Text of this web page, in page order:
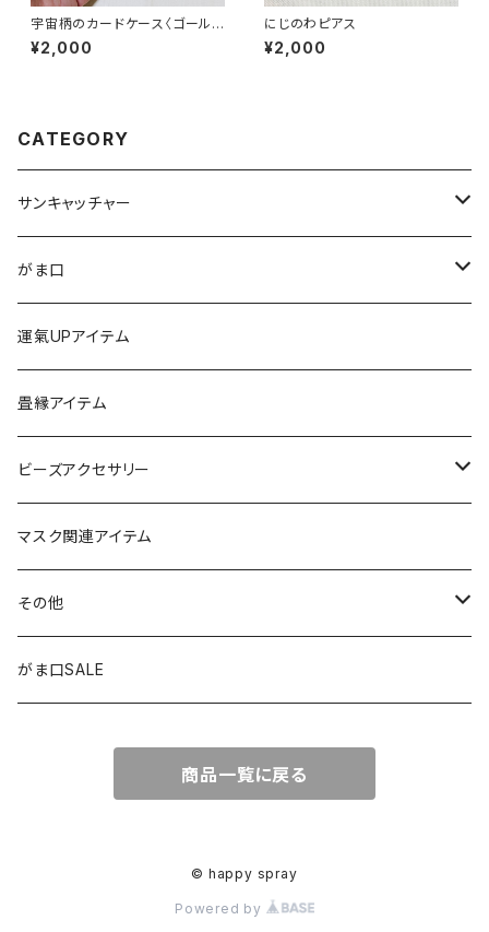
宇宙柄のカードケース〈ゴール
ド〉
¥2,000
にじのわピアス
¥2,000
CATEGORY
サンキャッチャー
ストラップ
チャーム
バッグチャーム
カーアクセサリー
ミニサンキャッチャー
窓用サンキャッチャー
ブックマーカー
がま口
ちびがま
カードケース
コインケース
長財布
ペンケース
通帳ケース
運氣UPアイテム
畳縁アイテム
ビーズアクセサリー
チャーム
ストラップ
ペンダント
メガネストラップ
マスク関連アイテム
その他
アジャスター
がま口SALE
商品一覧に戻る
© happy spray
Powered by